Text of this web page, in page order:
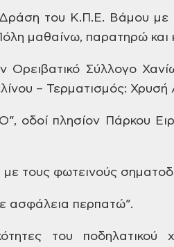
του Κ.Π.Ε. Βάμου με
μαθαίνω, παρατηρώ και
Ορειβατικό Σύλλογο
– Τερματισμός: Χρυσή
οδοί πλησίον Πάρκου
με τους φωτεινούς
ασφάλεια περπατώ”.
του ποδηλατικού